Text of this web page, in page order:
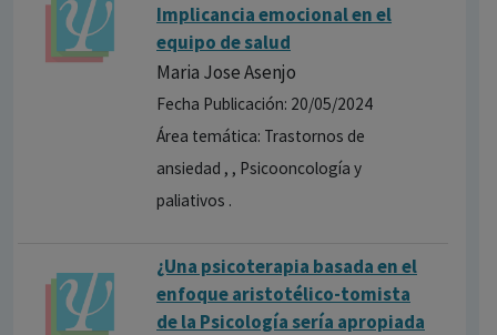
Implicancia emocional en el
equipo de salud
Maria Jose Asenjo
Fecha Publicación: 20/05/2024
Área temática: Trastornos de
ansiedad , , Psicooncología y
paliativos .
¿Una psicoterapia basada en el
enfoque aristotélico-tomista
de la Psicología sería apropiada